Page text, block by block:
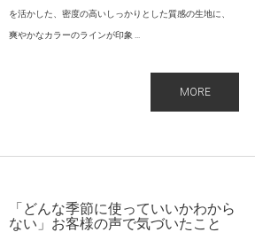
を活かした、密度の高いしっかりとした質感の生地に、
爽やかなカラーのラインが印象 ...
MORE
「どんな季節に使っていいかわから
ない」お客様の声で気づいたこと